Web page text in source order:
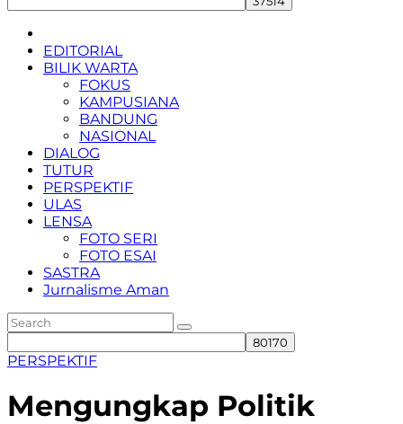
EDITORIAL
BILIK WARTA
FOKUS
KAMPUSIANA
BANDUNG
NASIONAL
DIALOG
TUTUR
PERSPEKTIF
ULAS
LENSA
FOTO SERI
FOTO ESAI
SASTRA
Jurnalisme Aman
PERSPEKTIF
Mengungkap Politik